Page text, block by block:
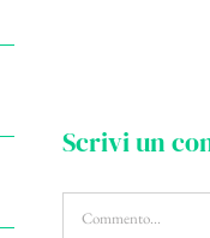
Scrivi un
Commento